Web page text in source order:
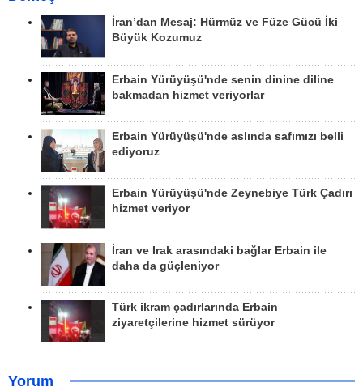
İran’dan Mesaj: Hürmüz ve Füze Gücü İki
Büyük Kozumuz
Erbain Yürüyüşü'nde senin dinine diline
bakmadan hizmet veriyorlar
Erbain Yürüyüşü'nde aslında safımızı belli
ediyoruz
Erbain Yürüyüşü'nde Zeynebiye Türk Çadırı
hizmet veriyor
İran ve Irak arasındaki bağlar Erbain ile
daha da güçleniyor
Türk ikram çadırlarında Erbain
ziyaretçilerine hizmet sürüyor
Yorum